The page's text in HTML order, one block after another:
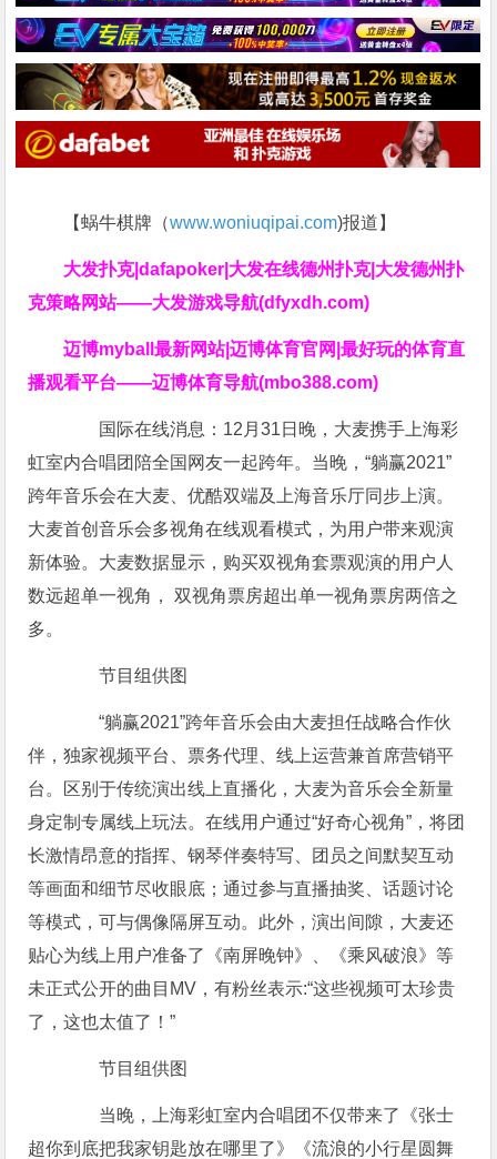
【蜗牛棋牌（www.woniuqipai.com)报道】
大发扑克|dafapoker|大发在线德州扑克|大发德州扑
克策略网站——大发游戏导航(dfyxdh.com)
迈博myball最新网站|迈博体育官网|最好玩的体育直
播观看平台——迈博体育导航(mbo388.com)
国际在线消息：12月31日晚，大麦携手上海彩
虹室内合唱团陪全国网友一起跨年。当晚，“躺赢2021”
跨年音乐会在大麦、优酷双端及上海音乐厅同步上演。
大麦首创音乐会多视角在线观看模式，为用户带来观演
新体验。大麦数据显示，购买双视角套票观演的用户人
数远超单一视角， 双视角票房超出单一视角票房两倍之
多。
节目组供图
“躺赢2021”跨年音乐会由大麦担任战略合作伙
伴，独家视频平台、票务代理、线上运营兼首席营销平
台。区别于传统演出线上直播化，大麦为音乐会全新量
身定制专属线上玩法。在线用户通过“好奇心视角”，将团
长激情昂意的指挥、钢琴伴奏特写、团员之间默契互动
等画面和细节尽收眼底；通过参与直播抽奖、话题讨论
等模式，可与偶像隔屏互动。此外，演出间隙，大麦还
贴心为线上用户准备了《南屏晚钟》、《乘风破浪》等
未正式公开的曲目MV，有粉丝表示:“这些视频可太珍贵
了，这也太值了！”
节目组供图
当晚，上海彩虹室内合唱团不仅带来了《张士
超你到底把我家钥匙放在哪里了》《流浪的小行星圆舞